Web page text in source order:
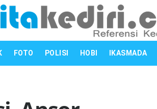
FOTO POLISI HOBI IKASMADA